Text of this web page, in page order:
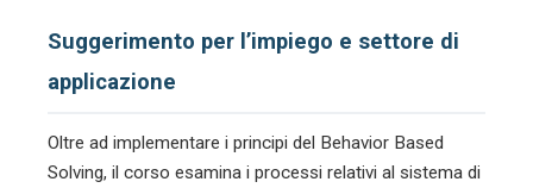
Suggerimento per l’impiego e settore di
applicazione
Oltre ad implementare i principi del Behavior Based
Solving, il corso esamina i processi relativi al sistema di